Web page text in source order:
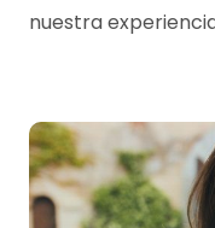
nuestra